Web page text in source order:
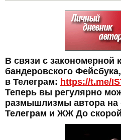
В связи с закономерной
бандеровского
в Телеграм: https://t.me/
Теперь вы регулярно
размышлизмы автора на
Телеграм и ЖЖ До